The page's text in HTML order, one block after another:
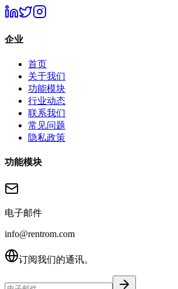
企业
首页
关于我们
功能模块
行业动态
联系我们
常见问题
隐私政策
功能模块
电子邮件
info@rentrom.com
订阅我们的通讯。